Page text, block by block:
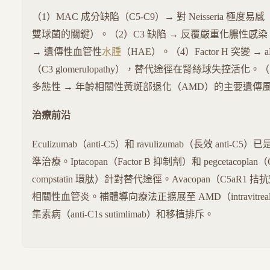
（1）MAC 成分缺陷（C5-C9）→ 對 Neisseria 極度易
雙球菌的關鍵）。（2）C3 缺陷 → 反覆嚴重化膿性感染
→ 遺傳性血管性水腫 （HAE）。（4）Factor H 突變 →
（C3 glomerulopathy），替代途徑在腎絲球失控活化。
多態性 → 年齡相關性黃斑部退化（AMD）的主要遺傳
治療前沿
Eculizumab（anti-C5）和 ravulizumab（長效 anti-C5）已
準治療。Iptacopan（Factor B 抑制劑）和 pegcetacoplan
compstatin 環肽）針對替代途徑。Avacopan（C5aR1 拮
相關性血管炎。補體導向療法正擴展至 AMD（
集素病（anti-C1s sutimlimab）和移植排斥。